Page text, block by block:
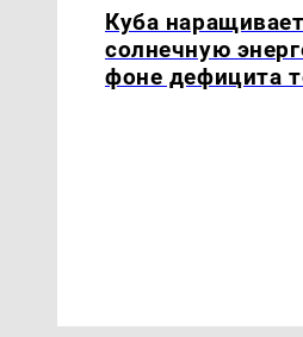
Куба наращивает
солнечную
фоне дефицита